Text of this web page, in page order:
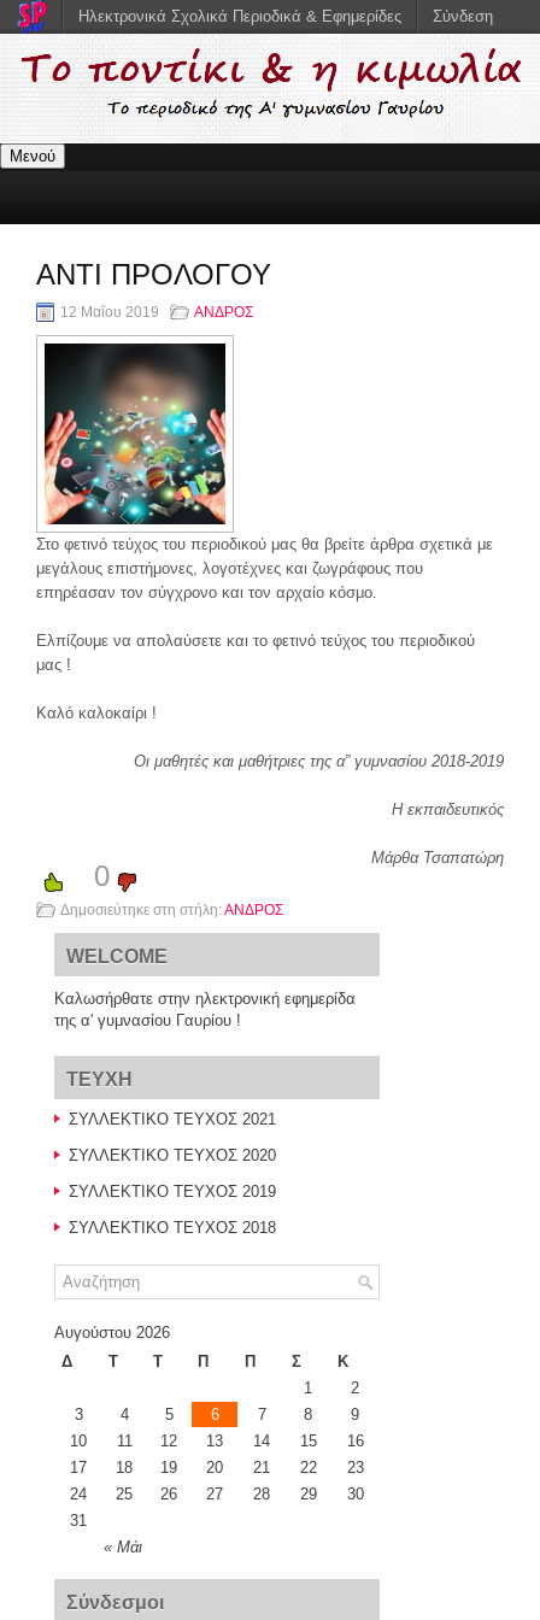
Μενού
ΑΝΤΙ ΠΡΟΛΟΓΟΥ
12 Μαΐου 2019 ΑΝΔΡΟΣ
Στο φετινό τεύχος του περιοδικού μας θα βρείτε άρθρα σχετικά με
μεγάλους επιστήμονες, λογοτέχνες και ζωγράφους που
επηρέασαν τον σύγχρονο και τον αρχαίο κόσμο.
Ελπίζουμε να απολαύσετε και το φετινό τεύχος του περιοδικού
μας !
Καλό καλοκαίρι !
Οι μαθητές και μαθήτριες της α” γυμνασίου 2018-2019
Η εκπαιδευτικός
Μάρθα Τσαπατώρη
0
Δημοσιεύτηκε στη στήλη:ΑΝΔΡΟΣ
WELCOME
Καλωσήρθατε στην ηλεκτρονική εφημερίδα
της α' γυμνασίου Γαυρίου !
TEYXH
ΣΥΛΛΕΚΤΙΚΟ ΤΕΥΧΟΣ 2021
ΣΥΛΛΕΚΤΙΚΟ ΤΕΥΧΟΣ 2020
ΣΥΛΛΕΚΤΙΚΟ ΤΕΥΧΟΣ 2019
ΣΥΛΛΕΚΤΙΚΟ ΤΕΥΧΟΣ 2018
Αυγούστου 2026
Δ
Τ Τ Π Π Σ Κ
« Μάι
1
2
3
4 5 6 7 8
9
10
11 12 13 14 15
16
17
18 19 20 21 22
23
24
25 26 27 28 29
30
31
Σύνδεσμοι
Ηλεκτρονικά Σχολικά Περιοδικά & Εφημερίδες Σύνδεση